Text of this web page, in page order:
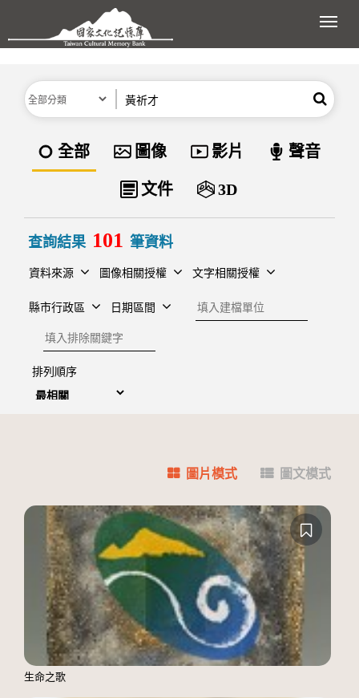
跳到主要內容區塊
展
分類 搜尋
資料類型
全部 圖像 影片 聲音
文件 3D
查詢結果 101 筆資料
資料來源 圖像相關授權 文字相關授權
縣市行政區 日期區間
建檔單位
排除關鍵字
排列順序
圖片模式 圖文模式
生命之歌